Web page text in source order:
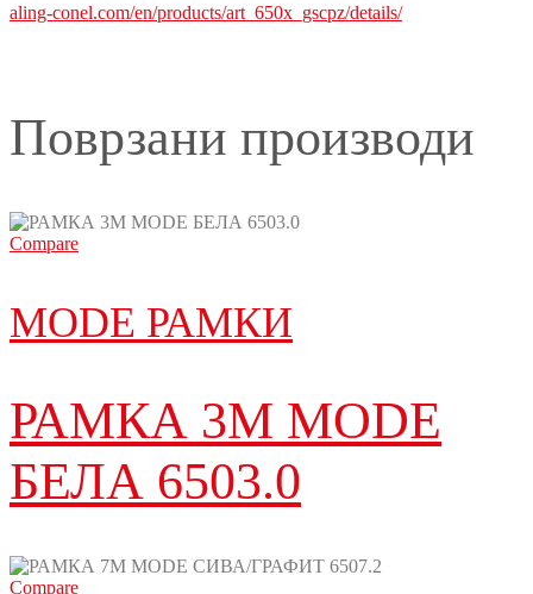
aling-conel.com/en/products/art_650x_gscpz/details/
Поврзани производи
Compare
MODE РАМКИ
РАМКА 3M MODE
БЕЛА 6503.0
Compare